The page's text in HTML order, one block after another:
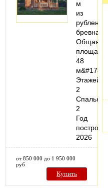
м
из
рубленого
бревна
Общая
площадь:
48
м&#178;
Этажей:
2
Спальни:
2
Год
постройки:
2026
от 850 000 до 1 950 000
руб
Купить